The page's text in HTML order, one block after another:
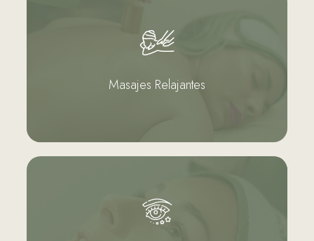
Masajes Relajantes
Masajes Relajantes
Recárgate de energía y bienestar. Nuestras
sesión de masajes relajantes te ayudarán a
Cejas y Pestañas
Depilación Hindú (hilo) • Extensiones de
pestañas • Lifting de pestañas •